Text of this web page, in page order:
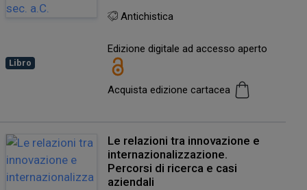
Libro
Antichistica
Edizione digitale ad accesso aperto
Acquista edizione cartacea
Le relazioni tra innovazione e
internazionalizzazione.
Percorsi di ricerca e casi
aziendali